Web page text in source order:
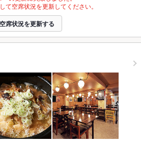
て空席状況を更新してください。
空席状況を更新する